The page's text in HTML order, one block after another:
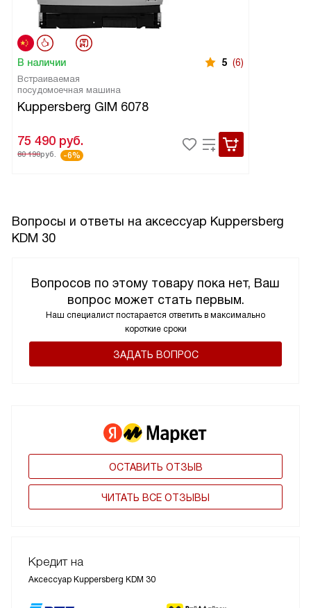
В наличии 5 (6)
Встраиваемая
посудомоечная машина
Kuppersberg GIM 6078
75 490 руб.
80 190руб. -6%
Вопросы и ответы на аксессуар Kuppersberg
KDM 30
Вопросов по этому товару пока нет, Ваш
вопрос может стать первым.
Наш специалист постарается ответить в максимально
короткие сроки
ЗАДАТЬ ВОПРОС
ОСТАВИТЬ ОТЗЫВ
ЧИТАТЬ ВСЕ ОТЗЫВЫ
Кредит на
Аксессуар Kuppersberg KDM 30